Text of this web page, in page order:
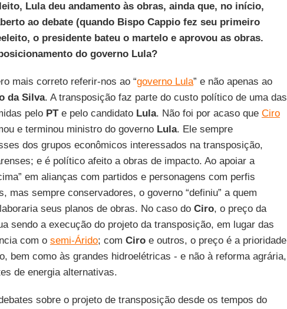
Lula deu andamento às obras, ainda que, no início,
ao debate (quando Bispo Cappio fez seu primeiro
o presidente bateu o martelo e aprovou as obras.
do governo Lula?
mais correto referir-nos ao “governo Lula” e não apenas ao
da Silva. A transposição faz parte do custo político de uma das
pelo PT e pelo candidato Lula. Não foi por acaso que Ciro
e terminou ministro do governo Lula. Ele sempre
dos grupos econômicos interessados na transposição,
e é político afeito a obras de impacto. Ao apoiar a
em alianças com partidos e personagens com perfis
mas sempre conservadores, o governo “definiu” a quem
seus planos de obras. No caso do Ciro, o preço da
sendo a execução do projeto da transposição, em lugar das
com o semi-Árido; com Ciroe outros, o preço é a prioridade
bem como às grandes hidroelétricas - e não à reforma agrária,
de energia alternativas.
sobre o projeto de transposição desde os tempos do